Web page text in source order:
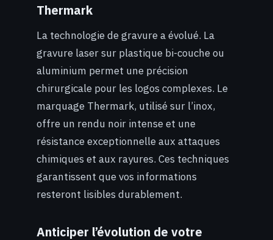
Thermark
La technologie de gravure a évolué. La
gravure laser sur plastique bi-couche ou
aluminium permet une précision
chirurgicale pour les logos complexes. Le
marquage Thermark, utilisé sur l’inox,
offre un rendu noir intense et une
résistance exceptionnelle aux attaques
chimiques et aux rayures. Ces techniques
garantissent que vos informations
resteront lisibles durablement.
Anticiper l’évolution de votre